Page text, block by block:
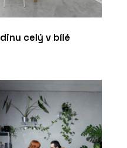
celý v bílé